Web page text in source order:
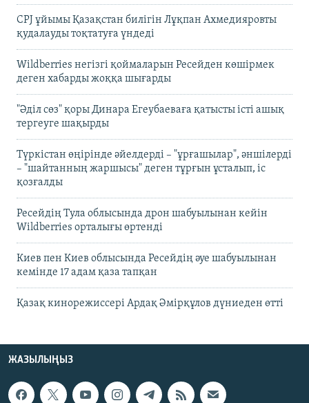
CPJ ұйымы Қазақстан билігін Лұқпан Ахмедияровты
қудалауды тоқтатуға үндеді
Wildberries негізгі қоймаларын Ресейден көшірмек
деген хабарды жоққа шығарды
"Әділ сөз" қоры Динара Егеубаеваға қатысты істі ашық
тергеуге шақырды
Түркістан өңірінде әйелдерді – "ұрғашылар", әншілерді
– "шайтанның жаршысы" деген тұрғын ұсталып, іс
қозғалды
Ресейдің Тула облысында дрон шабуылынан кейін
Wildberries орталығы өртенді
Киев пен Киев облысында Ресейдің әуе шабуылынан
кемінде 17 адам қаза тапқан
Қазақ кинорежиссері Ардақ Әмірқұлов дүниеден өтті
ЖАЗЫЛЫҢЫЗ